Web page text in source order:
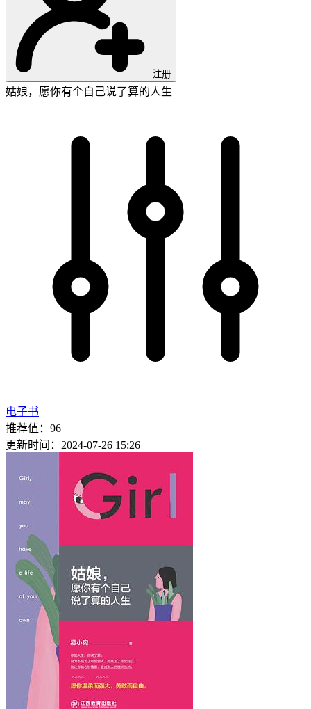
注册
姑娘，愿你有个自己说了算的人生
电子书
推荐值：96
更新时间：2024-07-26 15:26